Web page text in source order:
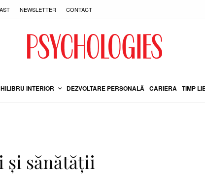
NEWSLETTER CONTACT
INTERIOR DEZVOLTARE PERSONALĂ CARIERA TIMP
și sănătății